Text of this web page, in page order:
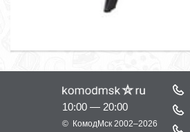
10:00 — 20:00
© КомодМск 2002–2026